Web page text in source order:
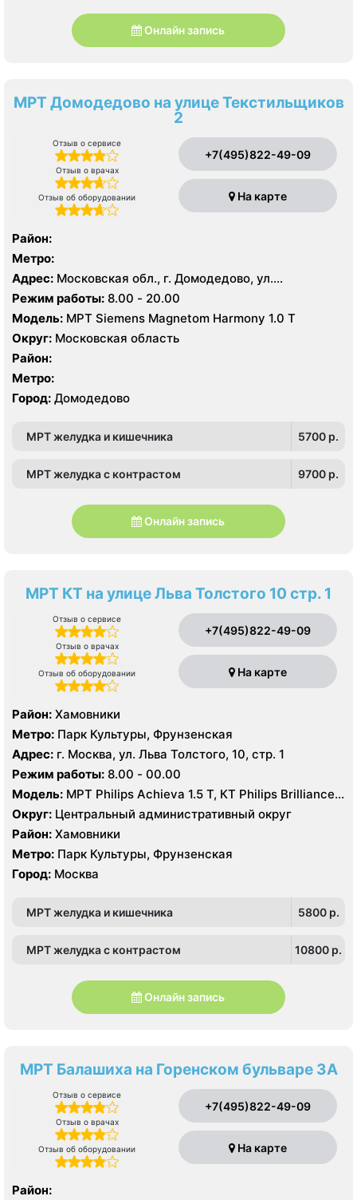
Онлайн запись
МРТ Домодедово на улице Текстильщиков
2
Отзыв о сервисе
Отзыв о врачах
Отзыв об оборудовании
+7(495)822-49-09
На карте
Район:
Метро:
Адрес: Московская обл., г. Домодедово, ул.
Текстильщиков д 2
Режим работы: 8.00 - 20.00
Модель: МРТ Siemens Magnetom Harmony 1.0 Т
Округ: Московская область
Район:
Метро:
Город: Домодедово
МРТ желудка и кишечника 5700 p.
МРТ желудка с контрастом 9700 p.
Онлайн запись
МРТ КТ на улице Льва Толстого 10 стр. 1
Отзыв о сервисе
Отзыв о врачах
Отзыв об оборудовании
+7(495)822-49-09
На карте
Район: Хамовники
Метро: Парк Культуры, Фрунзенская
Адрес: г. Москва, ул. Льва Толстого, 10, стр. 1
Режим работы: 8.00 - 00.00
Модель: МРТ Philips Achieva 1.5 T, КТ Philips Brilliance
64 среза
Округ: Центральный административный округ
Район: Хамовники
Метро: Парк Культуры, Фрунзенская
Город: Москва
МРТ желудка и кишечника 5800 p.
МРТ желудка с контрастом 10800 p.
Онлайн запись
МРТ Балашиха на Горенском бульваре 3А
Отзыв о сервисе
Отзыв о врачах
Отзыв об оборудовании
+7(495)822-49-09
На карте
Район: